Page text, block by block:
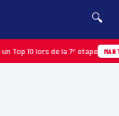
🔍
lors de la 7ᵉ étape